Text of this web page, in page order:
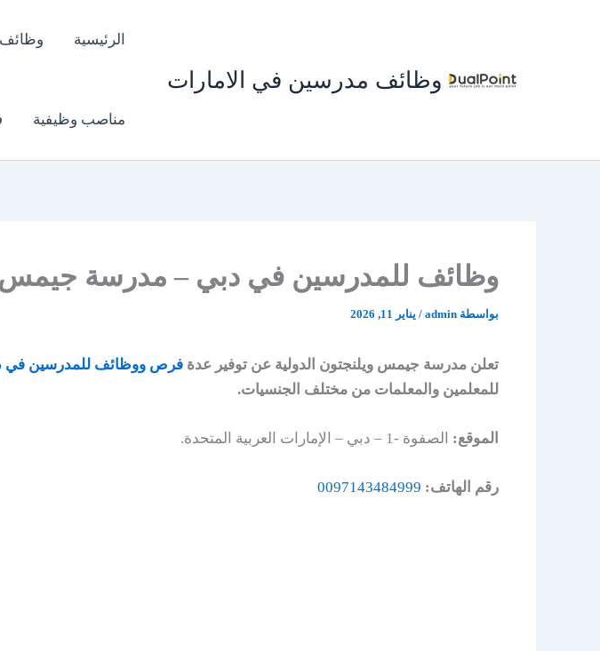
وظائف مدرسين في الامارات
الرئيسية وظائف
مناصب وظيفية
وظائف للمدرسين في دبي – مدرسة جيمس
بواسطة admin
/ يناير 11, 2026
تعلن مدرسة جيمس ويلنجتون الدولية عن توفير عدةفرص ووظائف للمدرسين في
للمعلمين والمعلمات من مختلف الجنسيات.
الموقع: الصفوة -1 – دبي – الإمارات العربية المتحدة.
رقم الهاتف: 0097143484999